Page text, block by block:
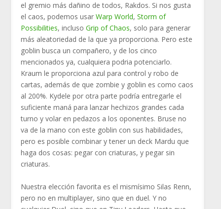
el gremio más dañino de todos, Rakdos. Si nos gusta
el caos, podemos usar Warp World, Storm of
Possibilities, incluso Grip of Chaos, solo para generar
más aleatoriedad de la que ya proporciona. Pero este
goblin busca un compañero, y de los cinco
mencionados ya, cualquiera podria potenciarlo.
Kraum le proporciona azul para control y robo de
cartas, además de que zombie y goblin es como caos
al 200%. Kydele por otra parte podría entregarle el
suficiente maná para lanzar hechizos grandes cada
turno y volar en pedazos a los oponentes. Bruse no
va de la mano con este goblin con sus habilidades,
pero es posible combinar y tener un deck Mardu que
haga dos cosas: pegar con criaturas, y pegar sin
criaturas.
Nuestra elección favorita es el mismísimo Silas Renn,
pero no en multiplayer, sino que en duel. Y no